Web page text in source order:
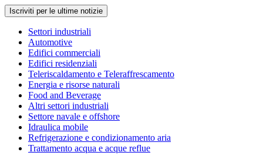
Iscriviti per le ultime notizie
Settori industriali
Automotive
Edifici commerciali
Edifici residenziali
Teleriscaldamento e Teleraffrescamento
Energia e risorse naturali
Food and Beverage
Altri settori industriali
Settore navale e offshore
Idraulica mobile
Refrigerazione e condizionamento aria
Trattamento acqua e acque reflue